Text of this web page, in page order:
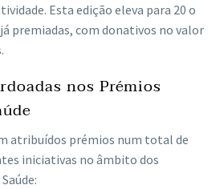
Esta edição eleva para 20 o
premiadas, com donativos no valor
nos Prémios
atribuídos prémios num total de
iniciativas no âmbito dos